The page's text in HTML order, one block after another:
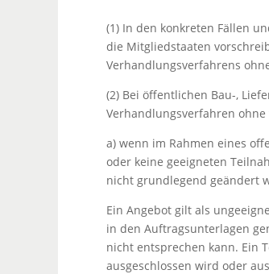
(1) In den konkreten Fällen
die Mitgliedstaaten
Verhandlungsverfahrens
(2) Bei öffentlichen Bau-,
Verhandlungsverfahren
a) wenn im Rahmen eines
oder keine geeigneten
nicht grundlegend geändert
Ein Angebot gilt als
in den Auftragsunterlagen
nicht entsprechen kann. Ein
ausgeschlossen wird oder